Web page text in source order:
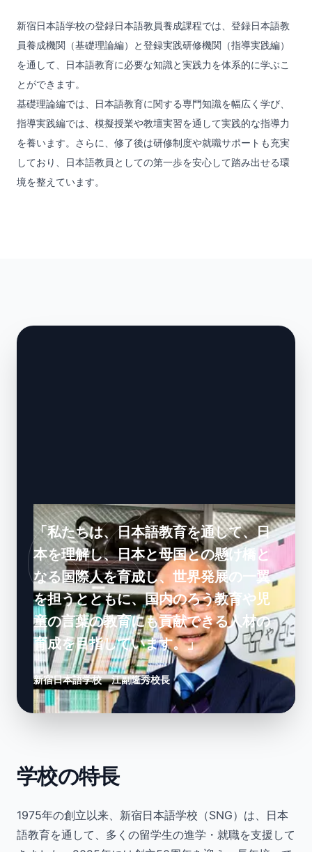
新宿日本語学校の登録日本語教員養成課程では、登録日本語教
員養成機関（基礎理論編）と登録実践研修機関（指導実践編）
を通して、日本語教育に必要な知識と実践力を体系的に学ぶこ
とができます。
基礎理論編では、日本語教育に関する専門知識を幅広く学び、
指導実践編では、模擬授業や教壇実習を通して実践的な指導力
を養います。さらに、修了後は研修制度や就職サポートも充実
しており、日本語教員としての第一歩を安心して踏み出せる環
境を整えています。
「私たちは、日本語教育を通して、日
本を理解し、日本と母国との懸け橋と
なる国際人を育成し、世界発展の一翼
を担うとともに、国内のろう教育や児
童の言葉の教育にも貢献できる人材の
育成を目指しています。」
新宿日本語学校 江副隆秀校長
学校の特長
1975年の創立以来、新宿日本語学校（SNG）は、日本
語教育を通して、多くの留学生の進学・就職を支援して